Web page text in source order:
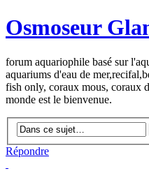
Osmoseur
forum aquariophile basé sur
aquariums d'eau de
fish only, coraux mous, coraux
monde est le bienvenue.
Répondre